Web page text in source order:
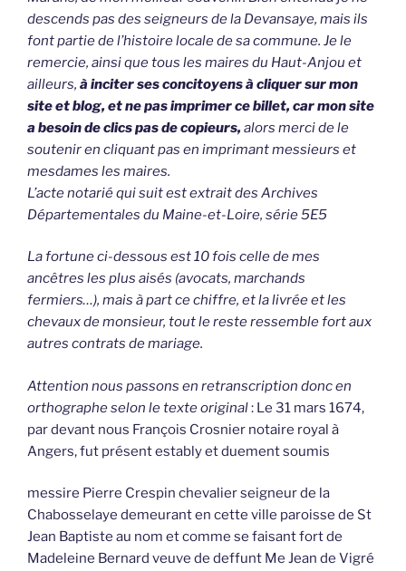
descends pas des seigneurs de la Devansaye, mais ils
font partie de l’histoire locale de sa commune. Je le
remercie, ainsi que tous les maires du Haut-Anjou et
ailleurs, à inciter ses concitoyens à cliquer sur mon
site et blog, et ne pas imprimer ce billet, car mon site
a besoin de clics pas de copieurs,alors merci de le
soutenir en cliquant pas en imprimant messieurs et
mesdames les maires.
L’acte notarié qui suit est extrait des Archives
Départementales du Maine-et-Loire, série 5E5
La fortune ci-dessous est 10 fois celle de mes
ancêtres les plus aisés (avocats, marchands
fermiers…), mais à part ce chiffre, et la livrée et les
chevaux de monsieur, tout le reste ressemble fort aux
autres contrats de mariage.
Attention nous passons en retranscription donc en
orthographe selon le texte original: Le 31 mars 1674,
par devant nous François Crosnier notaire royal à
Angers, fut présent estably et duement soumis
messire Pierre Crespin chevalier seigneur de la
Chabosselaye demeurant en cette ville paroisse de St
Jean Baptiste au nom et comme se faisant fort de
Madeleine Bernard veuve de deffunt Me Jean de Vigré